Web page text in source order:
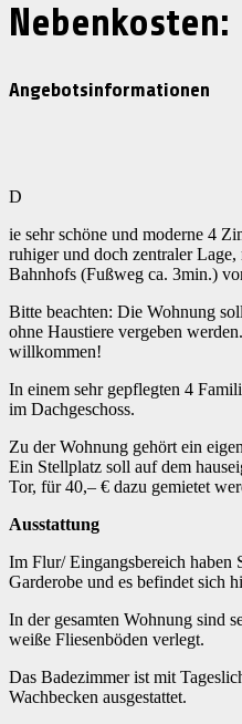
Nebenkosten:
Angebotsinformationen
D
ie sehr schöne und moderne 4
ruhiger und doch zentraler Lage,
Bahnhofs (Fußweg ca. 3min.)
Bitte beachten: Die Wohnung
ohne Haustiere vergeben
willkommen!
In einem sehr gepflegten 4
im Dachgeschoss.
Zu der Wohnung gehört ein
Ein Stellplatz soll auf dem
Tor, für 40,– € dazu gemietet
Ausstattung
Im Flur/ Eingangsbereich haben
Garderobe und es befindet sich
In der gesamten Wohnung sind
weiße Fliesenböden verlegt.
Das Badezimmer ist mit
Wachbecken ausgestattet.